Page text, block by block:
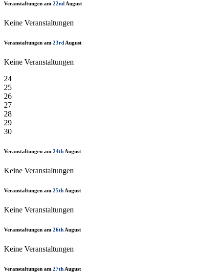
Veranstaltungen am 22ndAugust
Keine Veranstaltungen
Veranstaltungen am 23rd August
Keine Veranstaltungen
24
25
26
27
28
29
30
Veranstaltungen am 24th August
Keine Veranstaltungen
Veranstaltungen am 25th August
Keine Veranstaltungen
Veranstaltungen am 26th August
Keine Veranstaltungen
Veranstaltungen am 27th August